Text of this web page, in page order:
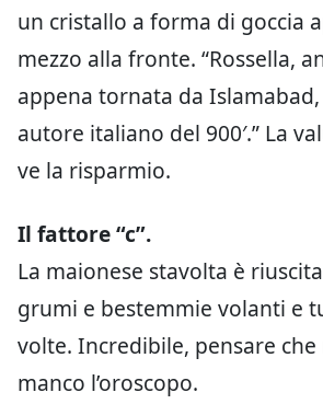
un cristallo a forma di goccia
mezzo alla fronte. “Rossella,
appena tornata da
autore italiano del 900′.” La
ve la risparmio.
Il fattore “c”.
La maionese stavolta è
grumi e bestemmie volanti e
volte. Incredibile, pensare
manco l’oroscopo.